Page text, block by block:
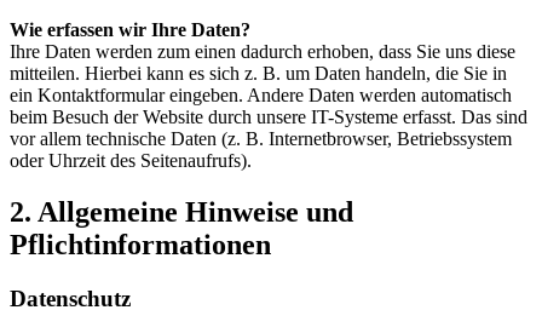
Wie erfassen wir Ihre Daten?
Ihre Daten werden zum einen dadurch erhoben, dass Sie uns diese
mitteilen. Hierbei kann es sich z. B. um Daten handeln, die Sie in
ein Kontaktformular eingeben. Andere Daten werden automatisch
beim Besuch der Website durch unsere IT-Systeme erfasst. Das sind
vor allem technische Daten (z. B. Internetbrowser, Betriebssystem
oder Uhrzeit des Seitenaufrufs).
2. Allgemeine Hinweise und
Pflichtinformationen
Datenschutz